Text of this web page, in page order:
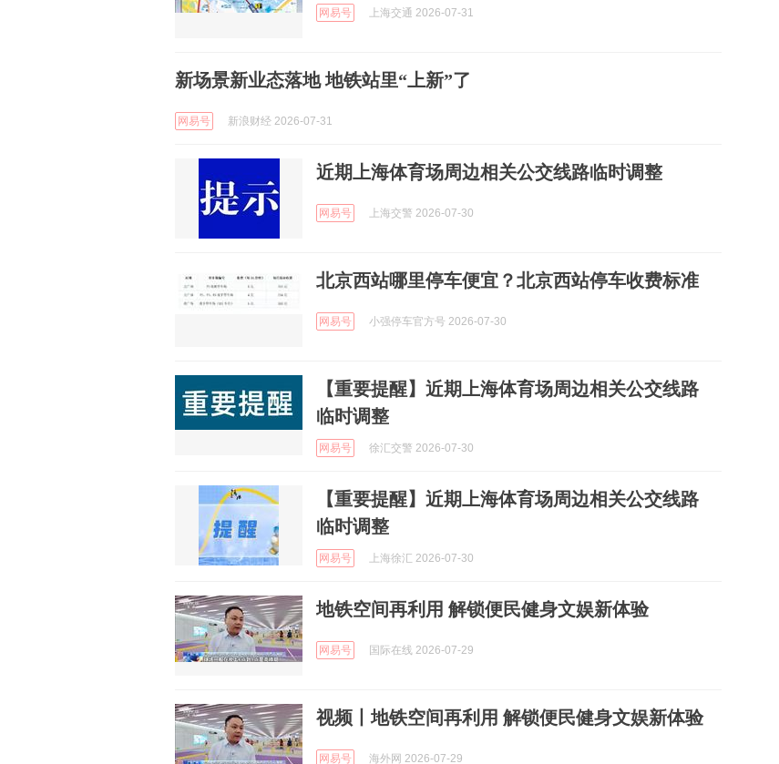
网易号 上海交通 2026-07-31
新场景新业态落地 地铁站里“上新”了
网易号 新浪财经 2026-07-31
近期上海体育场周边相关公交线路临时调整
网易号 上海交警 2026-07-30
北京西站哪里停车便宜？北京西站停车收费标准
网易号 小强停车官方号 2026-07-30
【重要提醒】近期上海体育场周边相关公交线路
临时调整
网易号 徐汇交警 2026-07-30
【重要提醒】近期上海体育场周边相关公交线路
临时调整
网易号 上海徐汇 2026-07-30
地铁空间再利用 解锁便民健身文娱新体验
网易号 国际在线 2026-07-29
视频丨地铁空间再利用 解锁便民健身文娱新体验
网易号 海外网 2026-07-29